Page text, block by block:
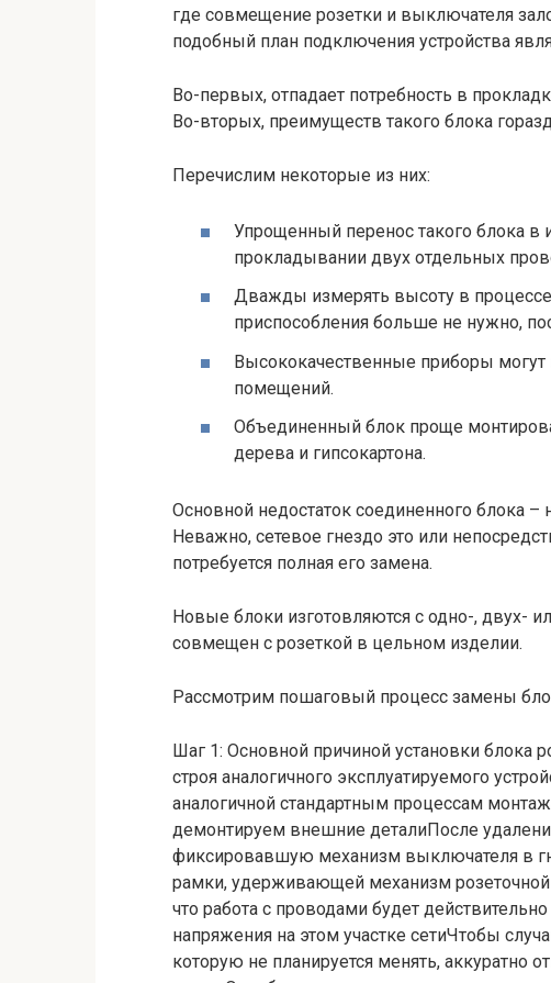
где совмещение розетки и выключателя
подобный план подключения устройства
Во-первых, отпадает потребность в
Во-вторых, преимуществ такого блока
Перечислим некоторые из них:
Упрощенный перенос такого блока в
прокладывании двух отдельных
Дважды измерять высоту в
приспособления больше не нужно,
Высококачественные приборы могут
помещений.
Объединенный блок проще
дерева и гипсокартона.
Основной недостаток соединенного блока –
Неважно, сетевое гнездо это или
потребуется полная его замена.
Новые блоки изготовляются с одно-, двух-
совмещен с розеткой в цельном изделии.
Рассмотрим пошаговый процесс замены
Шаг 1: Основной причиной установки блока
строя аналогичного эксплуатируемого
аналогичной стандартным процессам
демонтируем внешние деталиПосле
фиксировавшую механизм выключателя в
рамки, удерживающей механизм розеточной
что работа с проводами будет
напряжения на этом участке сетиЧтобы
которую не планируется менять, аккуратно